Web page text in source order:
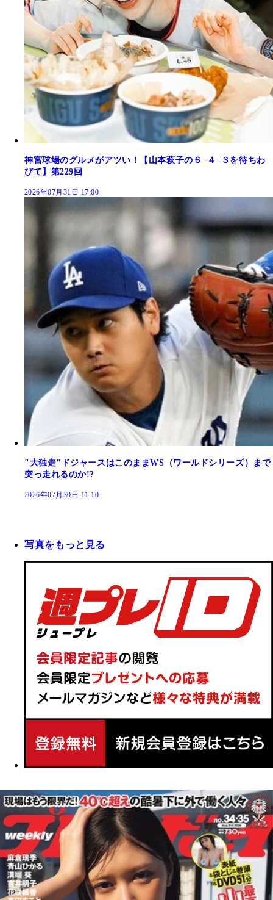
神宮球場のグルメがアツい！【山本萩子の６−４−３を待ちわ
びて】第229回
2026年07月31日 17:00
"大独走"ドジャースはこのままWS（ワールドシリーズ）まで
突っ走れるのか!?
2026年07月30日 11:10
写真をもっと見る